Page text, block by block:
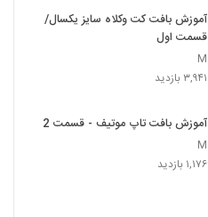
آموزش بافت کت وکلاه سایز یکسال/
قسمت اول
M
۳,۹۴۱ بازدید
آموزش بافت تاپ موتیف - قسمت 2
M
۱,۱۷۶ بازدید